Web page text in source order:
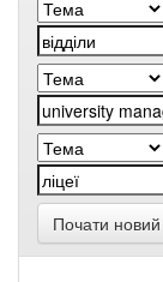
Почати